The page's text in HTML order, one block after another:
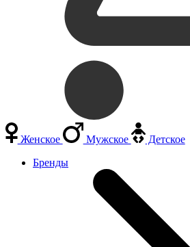
Женское Мужское
Детское
Бренды